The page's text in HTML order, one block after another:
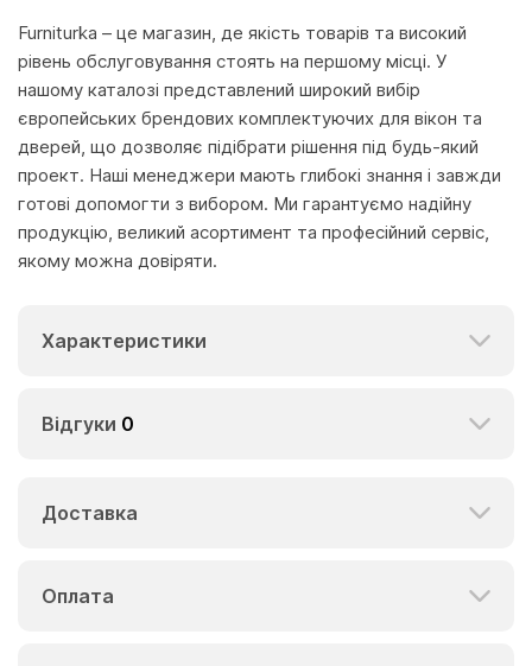
Furniturka – це магазин, де якість товарів та високий
рівень обслуговування стоять на першому місці. У
нашому каталозі представлений широкий вибір
європейських брендових комплектуючих для вікон та
дверей, що дозволяє підібрати рішення під будь-який
проект. Наші менеджери мають глибокі знання і завжди
готові допомогти з вибором. Ми гарантуємо надійну
продукцію, великий асортимент та професійний сервіс,
якому можна довіряти.
Характеристики
Відгуки 0
Доставка
Оплата